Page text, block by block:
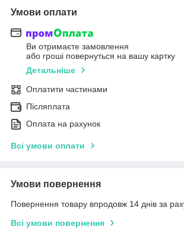
Умови оплати
Ви отримаєте замовлення
або гроші повернуться на вашу картку
Детальніше
Оплатити частинами
Післяплата
Оплата на рахунок
Всі умови оплати
Умови повернення
Повернення товару впродовж 14 днів за
Всі умови повернення